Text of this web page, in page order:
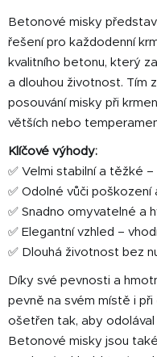
Betonové misky
řešení pro každodenní
kvalitního betonu, který
a dlouhou životnost. Tím
posouvání misky při
větších nebo
Klíčové výhody:
✅ Velmi stabilní a těžké
✅ Odolné vůči poškození
✅ Snadno omyvatelné a
✅ Elegantní vzhled –
✅ Dlouhá životnost bez
Díky své pevnosti a
pevně na svém místě i
ošetřen tak, aby odolával
Betonové misky jsou